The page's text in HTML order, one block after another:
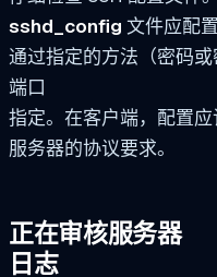
sshd_config 文件应配
通过指定的方法（密码
端口
指定。在客户端，配置
服务器的协议要求。
正在审核服务器
日志